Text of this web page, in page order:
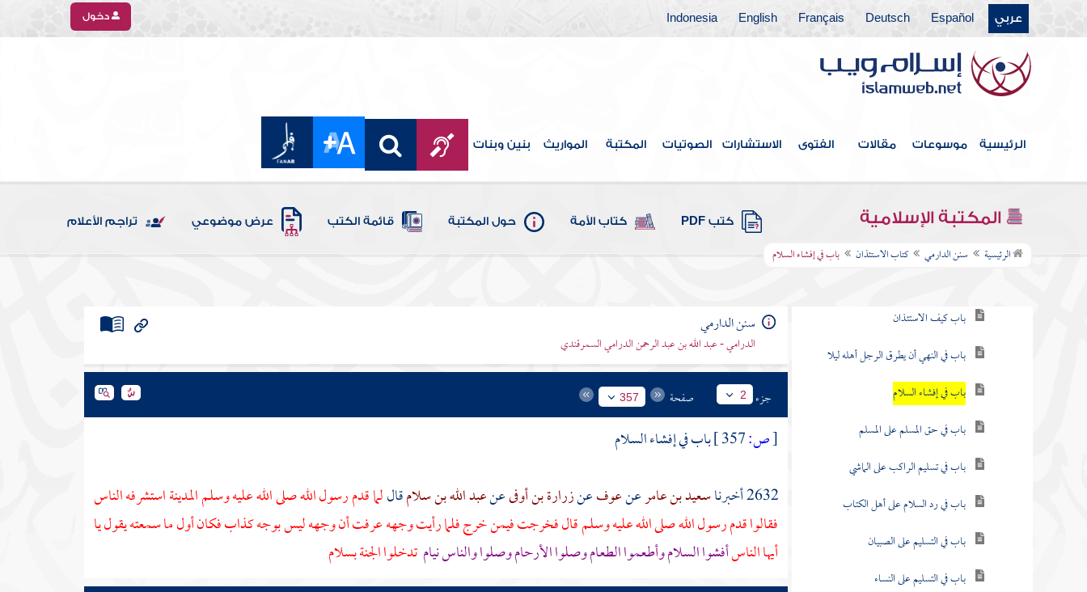
عربي Español
Deutsch
Français
English
Indonesia دخول
الرئيسية موسوعات مقالات الفتوى الاستشارات الصوتيات المكتبة المواريث بنين وبنات
المكتبة الإسلامية كتب PDF كتاب الأمة حول المكتبة قائمة الكتب عرض موضوعي تراجم الأعلام
الرئيسية سنن الدارمي كتاب الاستئذان باب في إفشاء السلام
كتاب الحدود
كتاب النذور والأيمان
كتاب الديات
كتاب الجهاد
كتاب السير
كتاب البيوع
كتاب الاستئذان
باب كيف الاستئذان
باب في النهي أن يطرق الرجل أهله ليلا
باب في إفشاء السلام
باب في حق المسلم على المسلم
باب في تسليم الراكب على الماشي
باب في رد السلام على أهل الكتاب
باب في التسليم على الصبيان
باب في التسليم على النساء
سنن الدارمي
الدرامي - عبد الله بن عبد الرحمن الدرامي السمرقندي
جزء 2 صفحة 357
[ص:
باب في إفشاء السلام
2632 أخبرنا
سعيد بن عامرعنعوفعنزرارة بن أوفىعنعبد الله بن سلامقاللما قدم رسول الله صلى الله عليه وسلمالمدينةاستشرفه الناس
فقالوا قدم رسول الله صلى الله عليه وسلم قال فخرجت فيمن خرج فلما رأيت وجهه عرفت أن وجهه ليس بوجه كذاب فكان أول ما سمعته يقول يا
أيها الناسأفشوا السلام وأطعموا الطعام وصلوا الأرحام وصلوا والناس نيام تدخلوا الجنة بسلام